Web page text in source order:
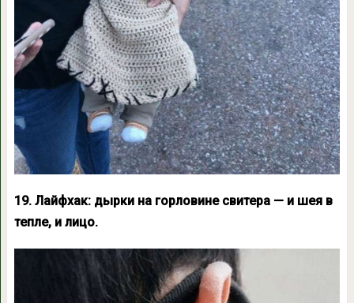
19. Лайфхак: дырки на горловине свитера — и шея в
тепле, и лицо.